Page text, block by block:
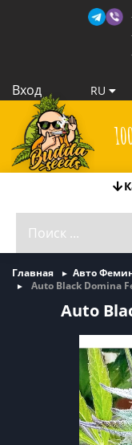
Вход RU
Главная
Авто
Auto Black Domina
Auto